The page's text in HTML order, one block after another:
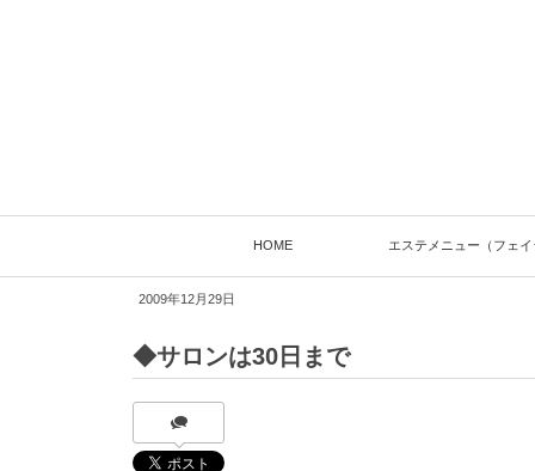
HOME エステメニュー（フェ
2009年12月29日
◆サロンは30日まで